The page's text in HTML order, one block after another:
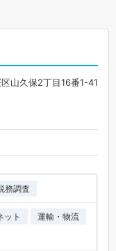
山久保2丁目16番1-41
務調査
ット
運輸・物流